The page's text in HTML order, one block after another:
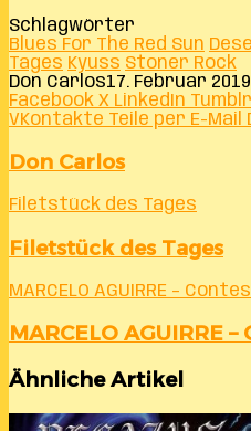
Schlagwörter
Blues For The Red Sun
Tages Kyuss Stoner Rock
Don Carlos17. Februar 2019
Facebook X LinkedIn Tumblr
VKontakte Teile per E-Mail
Don Carlos
Filetstück des Tages
Filetstück des Tages
MARCELO AGUIRRE –
MARCELO AGUIRRE
Ähnliche Artikel